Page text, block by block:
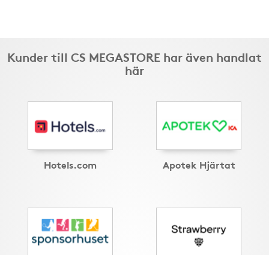
Kunder till CS MEGASTORE har även handlat
här
Hotels.com Apotek Hjärtat